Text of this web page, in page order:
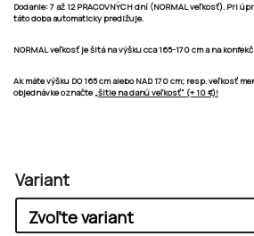
Dodanie:7 až 12 PRACOVNÝCH dní (NORMAL veľkosť). Pri
táto doba automaticky predlžuje.
NORMAL veľkosť je šitá na výšku cca 165-170 cm a na
Ak máte výšku DO 165 cmaleboNAD 170 cm; resp. veľkosť
objednávke označte„šitie na danú veľkosť“ (+ 10 €)!
Variant